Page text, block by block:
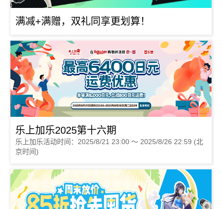
满减+满赠，双礼同享更划算！
乐上加乐2025第十六期
乐上加乐活动时间：2025/8/21 23:00 ～ 2025/8/26 22:59 (北
京时间)